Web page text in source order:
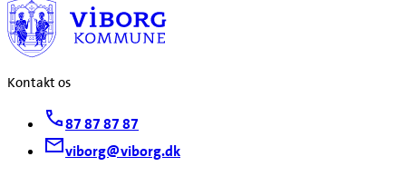
Kontakt os
87 87 87 87
viborg@viborg.dk